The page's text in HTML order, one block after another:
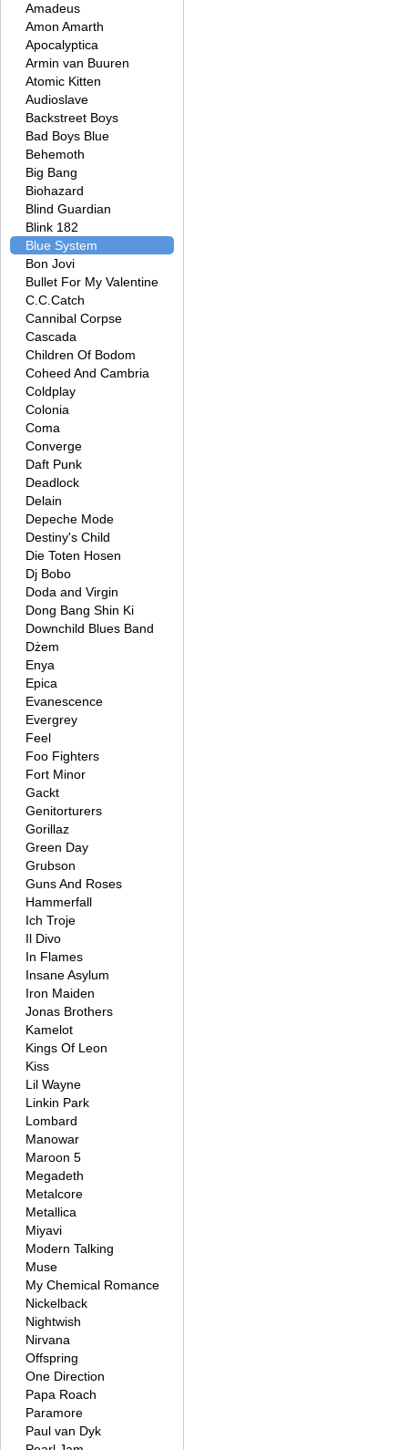
Amadeus
Amon Amarth
Apocalyptica
Armin van Buuren
Atomic Kitten
Audioslave
Backstreet Boys
Bad Boys Blue
Behemoth
Big Bang
Biohazard
Blind Guardian
Blink 182
Blue System
Bon Jovi
Bullet For My Valentine
C.C.Catch
Cannibal Corpse
Cascada
Children Of Bodom
Coheed And Cambria
Coldplay
Colonia
Coma
Converge
Daft Punk
Deadlock
Delain
Depeche Mode
Destiny's Child
Die Toten Hosen
Dj Bobo
Doda and Virgin
Dong Bang Shin Ki
Downchild Blues Band
Dżem
Enya
Epica
Evanescence
Evergrey
Feel
Foo Fighters
Fort Minor
Gackt
Genitorturers
Gorillaz
Green Day
Grubson
Guns And Roses
Hammerfall
Ich Troje
Il Divo
In Flames
Insane Asylum
Iron Maiden
Jonas Brothers
Kamelot
Kings Of Leon
Kiss
Lil Wayne
Linkin Park
Lombard
Manowar
Maroon 5
Megadeth
Metalcore
Metallica
Miyavi
Modern Talking
Muse
My Chemical Romance
Nickelback
Nightwish
Nirvana
Offspring
One Direction
Papa Roach
Paramore
Paul van Dyk